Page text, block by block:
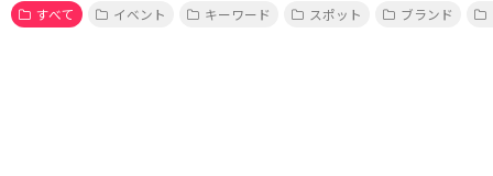
すべて
イベント キーワード スポット ブランド